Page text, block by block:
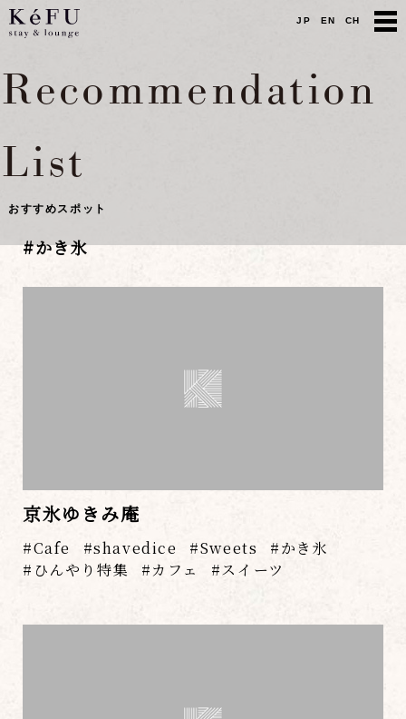
JP EN CH
Recommendation
List
おすすめスポット
#かき氷
京氷ゆきみ庵
Cafe shavedice Sweets
かき氷
ひんやり特集
カフェ スイーツ